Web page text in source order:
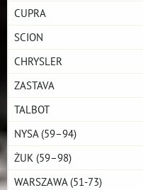
CUPRA
SCION
CHRYSLER
ZASTAVA
TALBOT
NYSA (59–94)
ŻUK (59–98)
WARSZAWA (51-73)